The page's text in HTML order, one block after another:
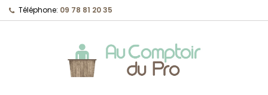
Téléphone: 09 78 81 20 35